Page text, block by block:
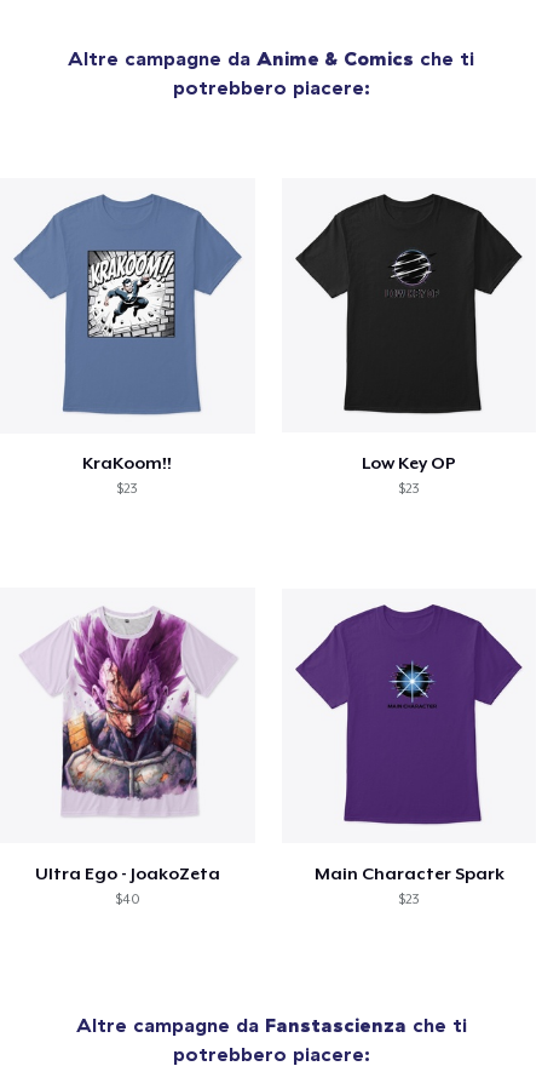
Altre campagne da Anime & Comics che ti
potrebbero piacere:
KraKoom!!
$23
Low Key OP
$23
Ultra Ego - JoakoZeta
$40
Main Character Spark
$23
Altre campagne da Fanstascienza che ti
potrebbero piacere: